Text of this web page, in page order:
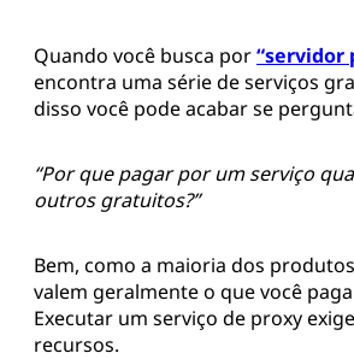
Quando você busca por“servidor
encontra uma série de serviços
disso você pode acabar se
“Por que pagar por um serviço
outros gratuitos?”
Bem, como a maioria dos
valem geralmente o que você
Executar um serviço de proxy
recursos.